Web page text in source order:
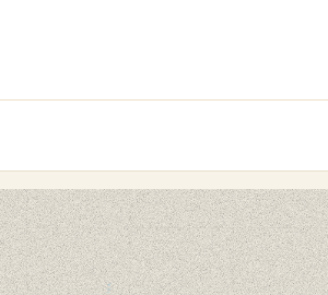
TISA